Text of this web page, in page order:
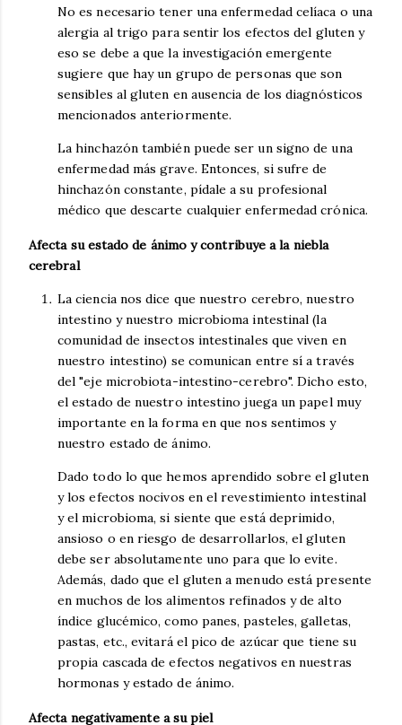
No es necesario tener una enfermedad celíaca o una
alergia al trigo para sentir los efectos del gluten y
eso se debe a que la investigación emergente
sugiere que hay un grupo de personas que son
sensibles al gluten en ausencia de los diagnósticos
mencionados anteriormente.
La hinchazón también puede ser un signo de una
enfermedad más grave. Entonces, si sufre de
hinchazón constante, pídale a su profesional
médico que descarte cualquier enfermedad crónica.
Afecta su estado de ánimo y contribuye a la niebla
cerebral
La ciencia nos dice que nuestro cerebro, nuestro
intestino y nuestro microbioma intestinal (la
comunidad de insectos intestinales que viven en
nuestro intestino) se comunican entre sí a través
del "eje microbiota-intestino-cerebro". Dicho esto,
el estado de nuestro intestino juega un papel muy
importante en la forma en que nos sentimos y
nuestro estado de ánimo.
Dado todo lo que hemos aprendido sobre el gluten
y los efectos nocivos en el revestimiento intestinal
y el microbioma, si siente que está deprimido,
ansioso o en riesgo de desarrollarlos, el gluten
debe ser absolutamente uno para que lo evite.
Además, dado que el gluten a menudo está presente
en muchos de los alimentos refinados y de alto
índice glucémico, como panes, pasteles, galletas,
pastas, etc., evitará el pico de azúcar que tiene su
propia cascada de efectos negativos en nuestras
hormonas y estado de ánimo.
Afecta negativamente a su piel